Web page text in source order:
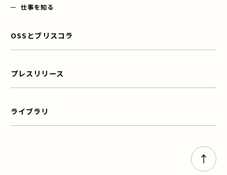
仕事を知る
OSSとブリスコラ
プレスリリース
ライブラリ
ページト